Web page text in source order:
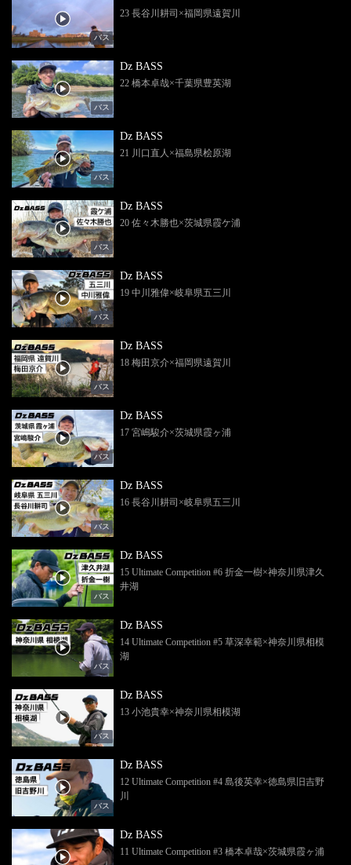
バス
23 長谷川耕司×福岡県遠賀川
バス
Dz BASS
22 橋本卓哉×千葉県豊英湖
バス
Dz BASS
21 川口直人×福島県桧原湖
バス
Dz BASS
20 佐々木勝也×茨城県霞ケ浦
バス
Dz BASS
19 中川雅偉×岐阜県五三川
バス
Dz BASS
18 梅田京介×福岡県遠賀川
バス
Dz BASS
17 宮嶋駿介×茨城県霞ヶ浦
バス
Dz BASS
16 長谷川耕司×岐阜県五三川
バス
Dz BASS
15 Ultimate Competition #6 折金一樹×神奈川県津久
井湖
バス
Dz BASS
14 Ultimate Competition #5 草深幸範×神奈川県相模
湖
バス
Dz BASS
13 小池貴幸×神奈川県相模湖
バス
Dz BASS
12 Ultimate Competition #4 島後英幸×徳島県旧吉野
川
Dz BASS
11 Ultimate Competition #3 橋本卓哉×茨城県霞ヶ浦